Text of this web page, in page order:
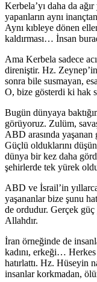
Kerbela’yı daha da
yapanların aynı
Aynı kıbleye dönen
kaldırması… İnsan
Ama Kerbela sadece
direniştir. Hz.
sonra bile susmayan,
O, bize gösterdi ki hak
Bugün dünyaya
görüyoruz. Zulüm,
ABD arasında
Güçlü olduklarını
dünya bir kez daha
şehirlerde tek yürek
ABD ve İsrail’in
yaşananlar bize şunu
de ordudur. Gerçek güç
Allahdır.
İran örneğinde de
kadını, erkeği…
hatırlattı. Hz. Hüseyin
insanlar korkmadan,